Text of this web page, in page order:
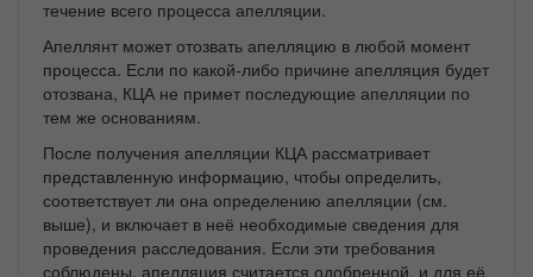
течение всего процесса апелляции.
Апеллянт может отозвать апелляцию в любой момент
процесса. Если по какой-либо причине апелляция будет
отозвана, КЦА не примет последующие апелляции по
тем же основаниям.
После получения апелляции КЦА рассматривает
представленную информацию, чтобы определить,
соответствует ли она определению апелляции (см.
выше), и включает в неё необходимые сведения для
проведения расследования. Если эти требования
соблюдены, апелляция считается одобренной, и для её